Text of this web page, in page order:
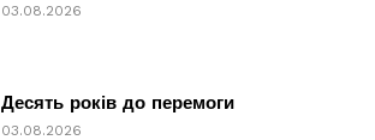
03.08.2026
Десять років до перемоги
03.08.2026